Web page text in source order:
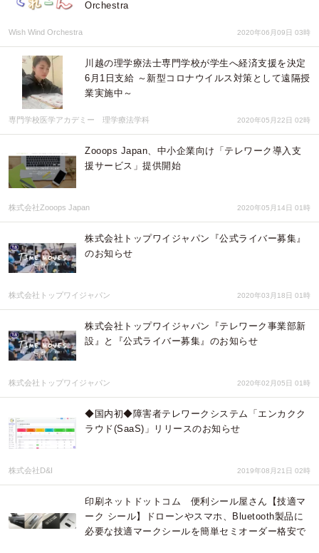
Orchestra
Wish Wind Orchestra 2020年06月09日 03時
川越の理学療法士専門学校が学生へ経済支援を決定
6月1日支給 ～新型コロナウイルス対策として遠隔授
業実施中～
専門学校医学アカデミー 理学療法学科 2020年05月22日 02時
Zooops Japan、中小企業向け「テレワーク導入支
援サービス」提供開始
株式会社Zooops Japan 2020年05月14日 01時
株式会社トップワイジャパン『公式ライバー募集』
のお知らせ
株式会社トップワイジャパン 2020年03月18日 01時
株式会社トップワイジャパン『テレワーク事業部新
設』と『公式ライバー募集』のお知らせ
株式会社トップワイジャパン 2020年02月05日 01時
◆国内初◆障害者テレワークシステム「エンカクク
ラウド(SaaS)」リリースのお知らせ
株式会社D&I 2019年08月21日 02時
印刷ネットドットコム 便利シール屋さん【技適マ
ーク シール】ドローンやスマホ、Bluetooth製品に
必要な技適マークシールを簡単セミオーダー格安で